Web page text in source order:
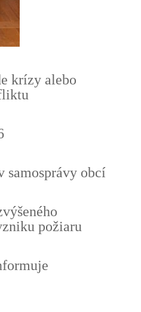
krízy alebo
samosprávy obcí
požiaru